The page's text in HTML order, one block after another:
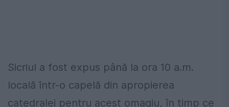
Sicriul a fost expus până la ora 10 a.m.
locală într-o capelă din apropierea
catedralei pentru acest omagiu, în timp ce